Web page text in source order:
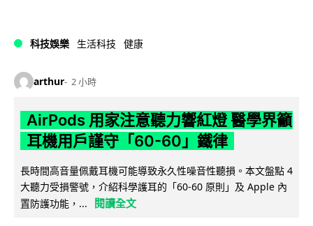
科技娛樂 生活科技 健康
arthur 2 小時
AirPods 用家注意聽力響紅燈 醫學界籲
耳機用戶謹守「60-60」鐵律
長時間高音量佩戴耳機可能導致永久性噪音性聽損。本文盤點 4
大聽力受損警號，介紹科學護耳的「60-60 原則」及 Apple 內
置防護功能，...
閱讀全文